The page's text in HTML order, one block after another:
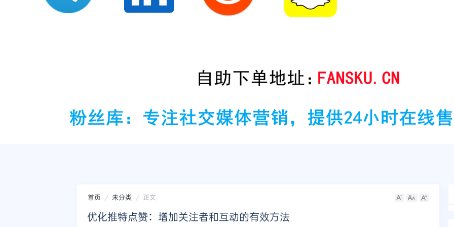
首页 未分类 正文
优化推特点赞：增加关注者和互动的有效方法